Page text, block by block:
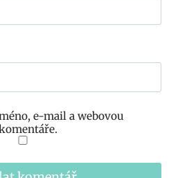
e-mail a webovou